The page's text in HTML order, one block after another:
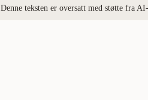
Denne teksten er oversatt med støtte fra